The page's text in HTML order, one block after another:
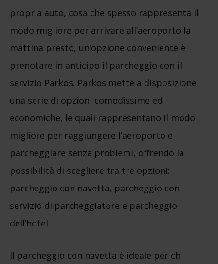
propria auto, cosa che spesso rappresenta il
modo migliore per arrivare all’aeroporto la
mattina presto, un’opzione conveniente è
prenotare in anticipo il parcheggio con il
servizio Parkos. Parkos mette a disposizione
una serie di opzioni comodissime ed
economiche, le quali rappresentano il modo
migliore per raggiungere l’aeroporto e
parcheggiare senza problemi, offrendo la
possibilità di scegliere tra tre opzioni:
parcheggio con navetta, parcheggio con
servizio di parcheggiatore e parcheggio
dell’hotel.
Il parcheggio con navetta è ideale per chi